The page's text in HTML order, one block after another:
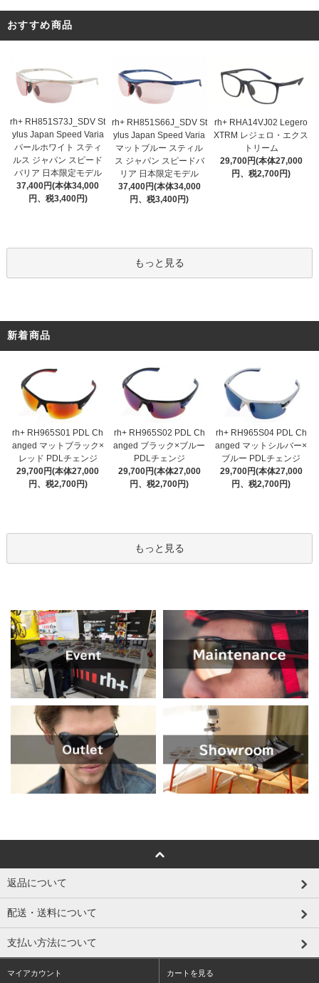
おすすめ商品
rh+ RH851S73J_SDV St
ylus Japan Speed Varia
パールホワイト スティ
ルス ジャパン スピード
バリア 日本限定モデル
37,400円(本体34,000
円、税3,400円)
rh+ RH851S66J_SDV St
ylus Japan Speed Varia
マットブルー スティル
ス ジャパン スピードバ
リア 日本限定モデル
37,400円(本体34,000
円、税3,400円)
rh+ RHA14VJ02 Legero
XTRM レジェロ・エクス
トリーム
29,700円(本体27,000
円、税2,700円)
もっと見る
新着商品
rh+ RH965S01 PDL Ch
anged マットブラック×
レッド PDLチェンジ
29,700円(本体27,000
円、税2,700円)
rh+ RH965S02 PDL Ch
anged ブラック×ブルー
PDLチェンジ
29,700円(本体27,000
円、税2,700円)
rh+ RH965S04 PDL Ch
anged マットシルバー×
ブルー PDLチェンジ
29,700円(本体27,000
円、税2,700円)
もっと見る
返品について
配送・送料について
支払い方法について
マイアカウント カートを見る